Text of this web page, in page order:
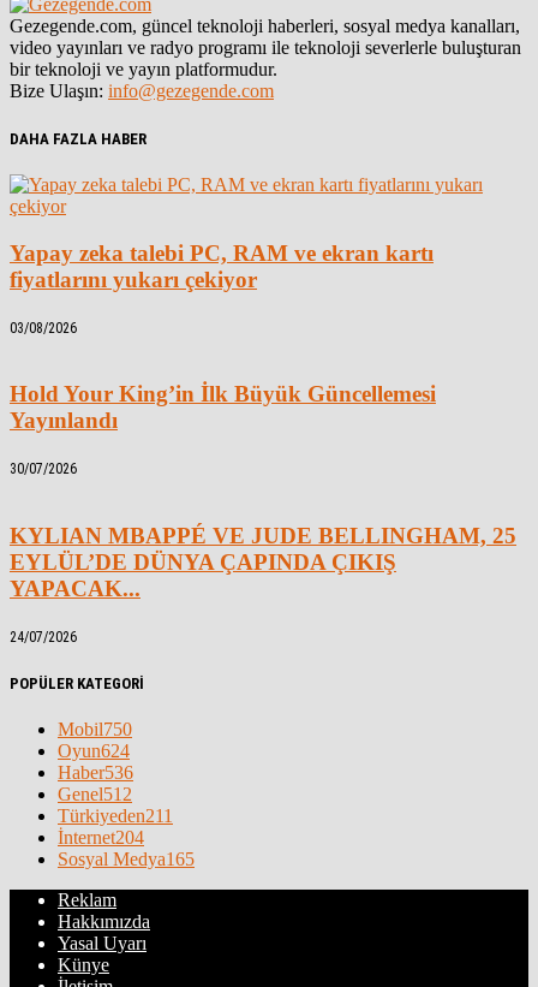
Gezegende.com, güncel teknoloji haberleri, sosyal medya kanalları,
video yayınları ve radyo programı ile teknoloji severlerle buluşturan
bir teknoloji ve yayın platformudur.
Bize Ulaşın: info@gezegende.com
DAHA FAZLA HABER
Yapay zeka talebi PC, RAM ve ekran kartı
fiyatlarını yukarı çekiyor
03/08/2026
Hold Your King’in İlk Büyük Güncellemesi
Yayınlandı
30/07/2026
KYLIAN MBAPPÉ VE JUDE BELLINGHAM, 25
EYLÜL’DE DÜNYA ÇAPINDA ÇIKIŞ
YAPACAK...
24/07/2026
POPÜLER KATEGORİ
Mobil750
Oyun624
Haber536
Genel512
Türkiyeden211
İnternet204
Sosyal Medya165
Reklam
Hakkımızda
Yasal Uyarı
Künye